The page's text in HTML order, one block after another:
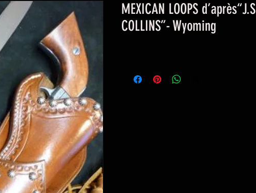
MEXICAN LOOPS d’après“J.S
COLLINS”- Wyoming